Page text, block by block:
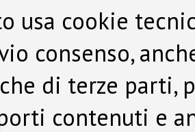
usa cookie
consenso,
di terze parti,
contenuti e